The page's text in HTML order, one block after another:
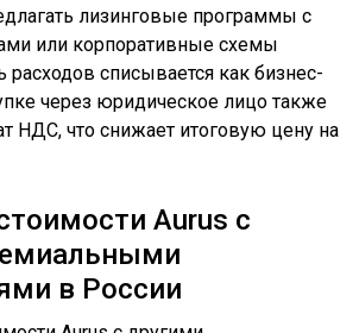
лизинговые программы с
или корпоративные схемы
расходов списывается как бизнес-
через юридическое лицо также
НДС, что снижает итоговую цену на
Aurus с
в России